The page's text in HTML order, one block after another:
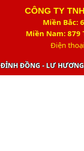
CÔNG TY
Miền Bắc:
Miền Nam: 879
Điện
ĐỈNH ĐỒNG - LƯ